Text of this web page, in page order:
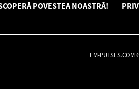
POVESTEA NOASTRĂ!
EM-PULSES.COM